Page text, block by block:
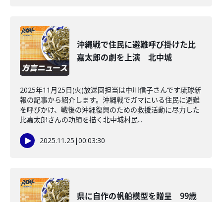
沖縄戦で住民に避難呼び掛けた比
嘉太郎の劇を上演 北中城
2025年11月25日(火)放送回担当は中川信子さんです琉球新
報の記事から紹介します。沖縄戦でガマにいる住民に避難
を呼びかけ、戦後の沖縄復興のための救援活動に尽力した
比嘉太郎さんの功績を描く北中城村民...
2025.11.25 |00:03:30
県に自作の帆船模型を贈呈 99歳